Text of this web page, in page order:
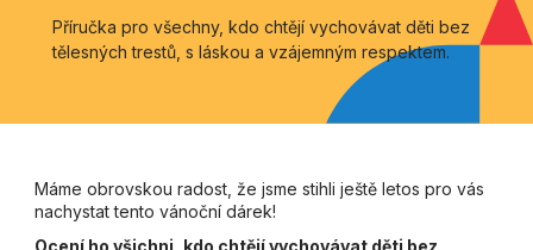
Příručka pro všechny, kdo chtějí vychovávat děti bez
tělesných trestů, s láskou a vzájemným respektem.
Máme obrovskou radost, že jsme stihli ještě letos pro vás
nachystat tento vánoční dárek!